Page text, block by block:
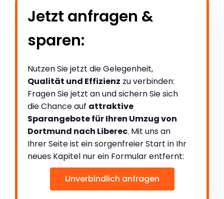
Jetzt anfragen &
sparen:
Nutzen Sie jetzt die Gelegenheit,
Qualität und Effizienz zu verbinden:
Fragen Sie jetzt an und sichern Sie sich
die Chance auf attraktive
Sparangebote für Ihren Umzug von
Dortmund nach Liberec. Mit uns an
Ihrer Seite ist ein sorgenfreier Start in Ihr
neues Kapitel nur ein Formular entfernt:
Unverbindlich anfragen